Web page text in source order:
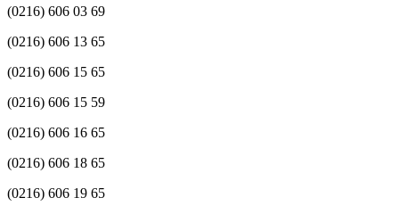
(0216) 606 03 69
(0216) 606 13 65
(0216) 606 15 65
(0216) 606 15 59
(0216) 606 16 65
(0216) 606 18 65
(0216) 606 19 65